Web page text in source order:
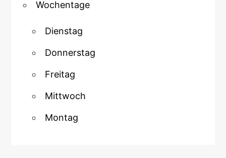
Wochentage
Dienstag
Donnerstag
Freitag
Mittwoch
Montag